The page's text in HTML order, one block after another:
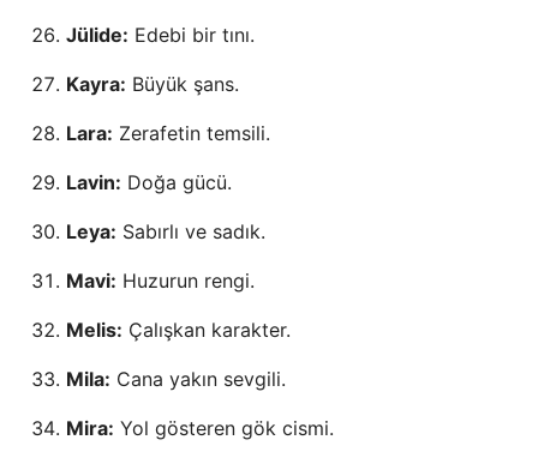
Jülide: Edebi bir tını.
Kayra: Büyük şans.
Lara: Zerafetin temsili.
Lavin: Doğa gücü.
Leya: Sabırlı ve sadık.
Mavi: Huzurun rengi.
Melis: Çalışkan karakter.
Mila: Cana yakın sevgili.
Mira: Yol gösteren gök cismi.